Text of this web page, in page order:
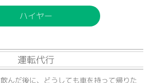
ハイヤー
運転代行
飲んだ後に、どうしても車を持って帰りた